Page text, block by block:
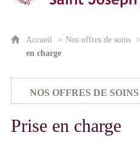
Accueil Nos offres de soins
en charge
Prise en charge